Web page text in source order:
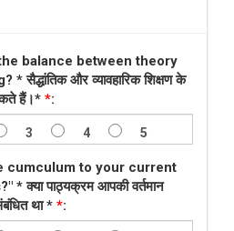
balance between theory
और व्यावहारिक शिक्षण के
हैं।* *:
3 4 5
cumculum to your current
क्या पाठ्यक्रम आपकी वर्तमान
था * *: